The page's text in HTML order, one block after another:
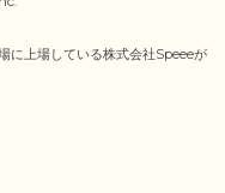
に上場している株式会社Speeeが